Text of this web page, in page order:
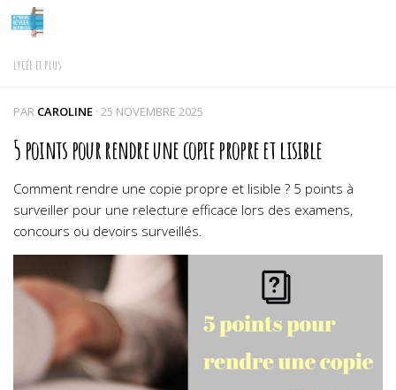
Skip to content
LYCÉE ET PLUS
PAR CAROLINE · 25 NOVEMBRE 2025
5 points pour rendre une copie propre et lisible
Comment rendre une copie propre et lisible ? 5 points à
surveiller pour une relecture efficace lors des examens,
concours ou devoirs surveillés.